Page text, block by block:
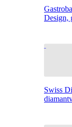
Design,
Swiss